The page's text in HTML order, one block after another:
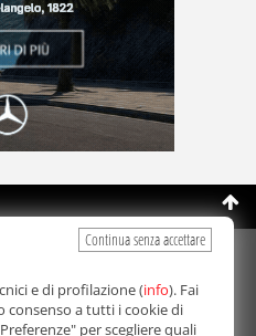
2003-2026
07064240828
di tutti i contenuti, in qualunque
supporto è proibita.
Continua senza accettare
e di profilazione (info). Fai
consenso a tutti i cookie di
per scegliere quali